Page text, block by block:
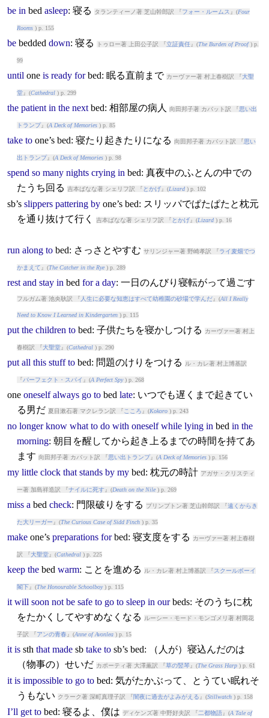
be in bed asleep: 寝る タランティーノ著 芝山幹郎訳 『フォー・ルームス 』(Four
Rooms) p. 155
be bedded down: 寝る トゥロー著 上田公子訳 『立証責任』(The Burden of Proof) p.
99
until one is ready for bed: 眠る直前まで カーヴァー著 村上春樹訳 『大聖
堂』(Cathedral) p. 299
the patient in the next bed: 相部屋の病人 向田邦子著 カバット訳 『思い出
トランプ』(A Deck of Memories) p. 85
take toone’s bed: 寝たり起きたりになる 向田邦子著 カバット訳 『思い
出トランプ』(A Deck of Memories) p. 98
spend so many nights crying in bed: 真夜中のふとんの中での
たうち回る 吉本ばなな著 シェリフ訳 『 とかげ』(Lizard) p. 102
sb’s slippers pattering byone’s bed: スリッパでぱたぱたと枕元
を通り抜けて行く
吉本ばなな著 シェリフ訳 『 とかげ』(Lizard) p. 16
run along to bed: さっさとやすむ サリンジャー著 野崎孝訳 『ライ麦畑でつ
かまえて 』(The Catcher in the Rye) p. 289
rest and stay in bed for a day: 一日のんびり寝転がって過ごす
フルガム著 池央耿訳 『 人生に必要な知恵はすべて幼稚園の砂場で学んだ』(All I Really
Need to Know I Learned in Kindergarten) p. 115
put the children to bed: 子供たちを寝かしつける カーヴァー著 村上
春樹訳 『大聖堂』(Cathedral) p. 290
put all this stuff to bed: 問題のけりをつける ル・カレ著 村上博基訳
『パーフェクト・スパイ 』(A Perfect Spy) p. 268
one oneself always go to bed late: いつでも遅くまで起きてい
る男だ 夏目漱石著 マクレラン訳 『 こころ 』(Kokoro) p. 243
no longer know what to do with oneself while lying in bed in the
morning: 朝目を醒してから起き上るまでの時間を持てあ
ます 向田邦子著 カバット訳 『思い出トランプ』(A Deck of Memories) p. 156
my little clock that stands by my bed: 枕元の時計 アガサ・クリスティ
ー著 加島祥造訳 『ナイルに死す』(Death on the Nile) p. 269
miss a bed check: 門限破りをする プリンプトン著 芝山幹郎訳 『遠くからき
た大リーガー 』(The Curious Case of Sidd Finch) p. 35
makeone’s preparations for bed: 寝支度をする カーヴァー著 村上春樹
訳 『大聖堂』(Cathedral) p. 225
keep the bed warm: ことを進める ル・カレ著 村上博基訳 『スクールボーイ
閣下』(The Honourable Schoolboy) p. 115
it will soon not be safe to go to sleep in our beds: そのうちに枕
をたかくしてやすめなくなる
ルーシー・モード・モンゴメリ著 村岡花
子訳 『アンの青春 』(Anne of Avonlea) p. 15
it issth that madesb take tosb’s bed: （人が）寝込んだのは
（物事の）せいだ カポーティ著 大澤薫訳 『草の竪琴』(The Grass Harp) p. 61
it is impossible to go to bed: 気がたかぶって、とうてい眠れそ
うもない クラーク著 深町真理子訳 『闇夜に過去がよみがえる 』(Stillwatch) p. 158
I’ll get to bed: 寝るよ、僕は ディケンズ著 中野好夫訳 『二都物語』(A Tale of